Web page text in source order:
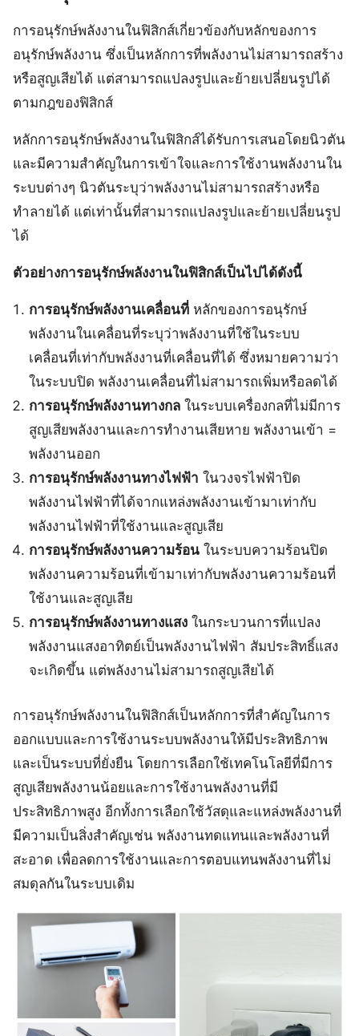
การอนุรักษ์พลังงานในฟิสิกส์เกี่ยวข้องกับหลักของการ
อนุรักษ์พลังงาน ซึ่งเป็นหลักการที่พลังงานไม่สามารถสร้าง
หรือสูญเสียได้ แต่สามารถแปลงรูปและย้ายเปลี่ยนรูปได้
ตามกฎของฟิสิกส์
หลักการอนุรักษ์พลังงานในฟิสิกส์ได้รับการเสนอโดยนิวตัน
และมีความสำคัญในการเข้าใจและการใช้งานพลังงานใน
ระบบต่างๆ นิวตันระบุว่าพลังงานไม่สามารถสร้างหรือ
ทำลายได้ แต่เท่านั้นที่สามารถแปลงรูปและย้ายเปลี่ยนรูป
ได้
ตัวอย่างการอนุรักษ์พลังงานในฟิสิกส์เป็นไปได้ดังนี้
การอนุรักษ์พลังงานเคลื่อนที่ หลักของการอนุรักษ์
พลังงานในเคลื่อนที่ระบุว่าพลังงานที่ใช้ในระบบ
เคลื่อนที่เท่ากับพลังงานที่เคลื่อนที่ได้ ซึ่งหมายความว่า
ในระบบปิด พลังงานเคลื่อนที่ไม่สามารถเพิ่มหรือลดได้
การอนุรักษ์พลังงานทางกล ในระบบเครื่องกลที่ไม่มีการ
สูญเสียพลังงานและการทำงานเสียหาย พลังงานเข้า =
พลังงานออก
การอนุรักษ์พลังงานทางไฟฟ้า ในวงจรไฟฟ้าปิด
พลังงานไฟฟ้าที่ได้จากแหล่งพลังงานเข้ามาเท่ากับ
พลังงานไฟฟ้าที่ใช้งานและสูญเสีย
การอนุรักษ์พลังงานความร้อน ในระบบความร้อนปิด
พลังงานความร้อนที่เข้ามาเท่ากับพลังงานความร้อนที่
ใช้งานและสูญเสีย
การอนุรักษ์พลังงานทางแสง ในกระบวนการที่แปลง
พลังงานแสงอาทิตย์เป็นพลังงานไฟฟ้า สัมประสิทธิ์แสง
จะเกิดขึ้น แต่พลังงานไม่สามารถสูญเสียได้
การอนุรักษ์พลังงานในฟิสิกส์เป็นหลักการที่สำคัญในการ
ออกแบบและการใช้งานระบบพลังงานให้มีประสิทธิภาพ
และเป็นระบบที่ยั่งยืน โดยการเลือกใช้เทคโนโลยีที่มีการ
สูญเสียพลังงานน้อยและการใช้งานพลังงานที่มี
ประสิทธิภาพสูง อีกทั้งการเลือกใช้วัสดุและแหล่งพลังงานที่
มีความเป็นสิ่งสำคัญเช่น พลังงานทดแทนและพลังงานที่
สะอาด เพื่อลดการใช้งานและการตอบแทนพลังงานที่ไม่
สมดุลกันในระบบเดิม